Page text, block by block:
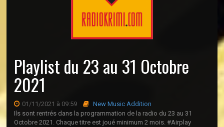
Playlist du 23 au 31 Octobre
2021
01/11/2021 à 09:59
New Music Addition
Ils sont rentrés dans la programmation de la radio du 23 au 31
Octobre 2021. Chaque titre est joué minimum 2 mois. #Airplay